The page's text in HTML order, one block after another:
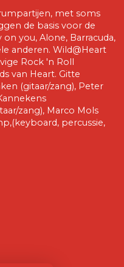
met soms
de basis voor de
on you, Alone, Barracuda,
anderen. Wild@Heart
Rock 'n Roll
van Heart. Gitte
(gitaar/zang), Peter
zang), Marco Mols
percussie,